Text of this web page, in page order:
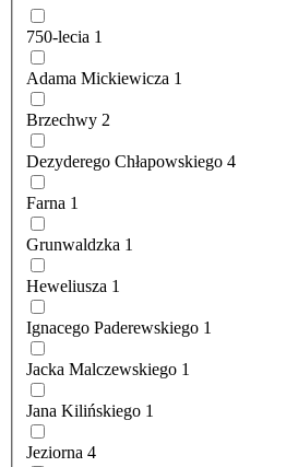
750-lecia 1
Adama Mickiewicza 1
Brzechwy 2
Dezyderego Chłapowskiego 4
Farna 1
Grunwaldzka 1
Heweliusza 1
Ignacego Paderewskiego 1
Jacka Malczewskiego 1
Jana Kilińskiego 1
Jeziorna 4